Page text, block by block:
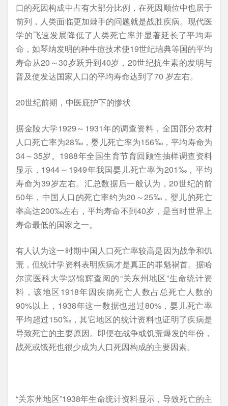
口的死因构成中占有大部分比例，在死因顺位中也居于
前列，人类面临更加棘手的问题就是战胜疾病。现代医
学的飞速发展降低了人类死亡率并显著延长了平均寿
命，如琴纳发明的种牛痘技术使19世纪瑞典等国的平均
寿命从20～30岁跃升到40岁，20世纪抗生素的发明与
普及使发达国家人口的平均寿命达到了70 岁左右。
20世纪前期，中医庇护下的惨状
据金陵大学1929～1931年的调查资料，全国部分农村
人口死亡率为28‰，婴儿死亡率为156‰，平均寿命为
34～35岁。1988年全国生育节育回顾性抽样调查资料
显示，1944～1949年我国婴儿死亡率为201‰，平均
寿命为39岁左右。汇总数据后一般认为，20世纪的前
50年，中国人口的死亡率约为20～25‰，婴儿的死亡
率高达200‰左右，平均寿命不到40岁，是当时世界上
寿命最低的国家之一。
有人认为这一时期中国人口死亡率较高是因为战争和饥
荒，但统计学资料表明疾病才是真正的罪魁祸首。据哈
尔滨医科大学赵锦辉查阅的“关东州地区”生命统计资
料，该地区1918年因疾病死亡人数占总死亡人数的
90%以上，1938年这一数据也超过80%，婴儿死亡率
平均超过150‰，其它地区的统计资料也证明了疾病是
导致死亡的主要原因。即便在战争或饥荒爆发的年份，
战死或饿死也很少成为人口死因构成的主要因素。
“关东州地区”1938年生命统计资料显示，导致死亡的主